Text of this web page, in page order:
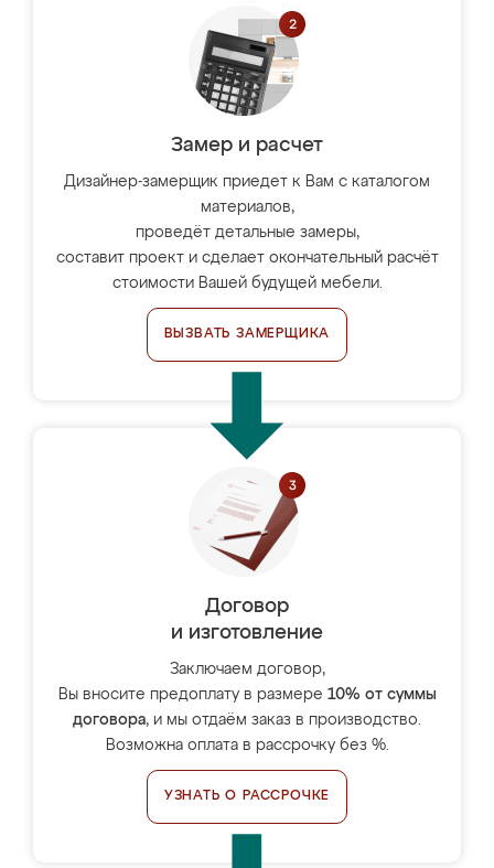
Замер и расчет
Дизайнер-замерщик приедет к Вам с каталогом
материалов,
проведёт детальные замеры,
составит проект и сделает окончательный расчёт
стоимости Вашей будущей мебели.
ВЫЗВАТЬ ЗАМЕРЩИКА
Договор
и изготовление
Заключаем договор,
Вы вносите предоплату в размере 10% от суммы
договора, и мы отдаём заказ в производство.
Возможна оплата в рассрочку без %.
УЗНАТЬ О РАССРОЧКЕ